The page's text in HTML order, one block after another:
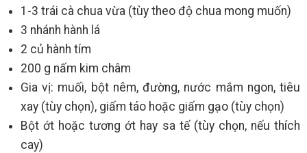
1-3 trái cà chua vừa (tùy theo độ chua mong muốn)
3 nhánh hành lá
2 củ hành tím
200 g nấm kim châm
Gia vị: muối, bột nêm, đường, nước mắm ngon, tiêu
xay (tùy chọn), giấm táo hoặc giấm gạo (tùy chọn)
Bột ớt hoặc tương ớt hay sa tế (tùy chọn, nếu thích
cay)